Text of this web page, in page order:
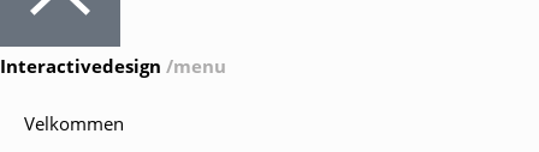
Interactivedesign /menu
Velkommen